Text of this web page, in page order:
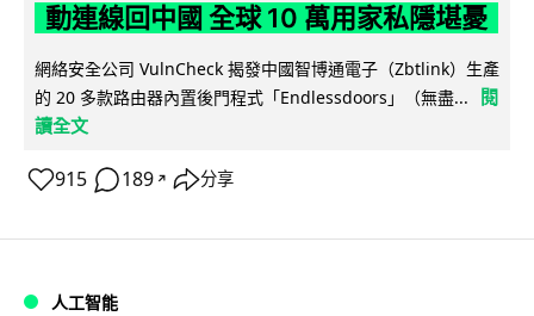
動連線回中國 全球 10 萬用家私隱堪憂
網絡安全公司 VulnCheck 揭發中國智博通電子（Zbtlink）生產
的 20 多款路由器內置後門程式「Endlessdoors」（無盡...
閱
讀全文
915 189 ↗ 分享
人工智能